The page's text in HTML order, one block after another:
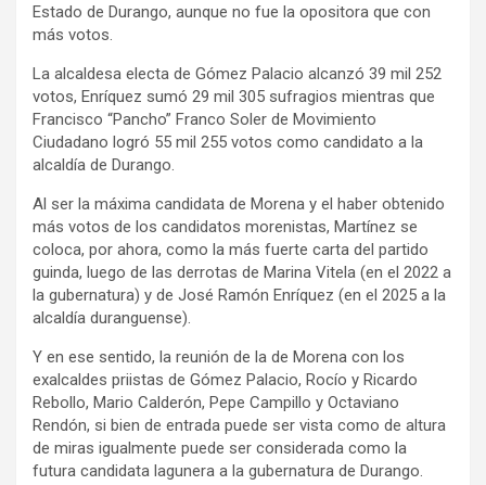
Estado de Durango, aunque no fue la opositora que con
más votos.
La alcaldesa electa de Gómez Palacio alcanzó 39 mil 252
votos, Enríquez sumó 29 mil 305 sufragios mientras que
Francisco “Pancho” Franco Soler de Movimiento
Ciudadano logró 55 mil 255 votos como candidato a la
alcaldía de Durango.
Al ser la máxima candidata de Morena y el haber obtenido
más votos de los candidatos morenistas, Martínez se
coloca, por ahora, como la más fuerte carta del partido
guinda, luego de las derrotas de Marina Vitela (en el 2022 a
la gubernatura) y de José Ramón Enríquez (en el 2025 a la
alcaldía duranguense).
Y en ese sentido, la reunión de la de Morena con los
exalcaldes priistas de Gómez Palacio, Rocío y Ricardo
Rebollo, Mario Calderón, Pepe Campillo y Octaviano
Rendón, si bien de entrada puede ser vista como de altura
de miras igualmente puede ser considerada como la
futura candidata lagunera a la gubernatura de Durango.